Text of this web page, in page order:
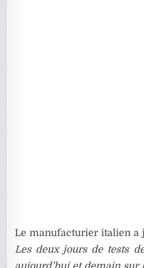
Le manufacturier italien a
Les deux jours de tests